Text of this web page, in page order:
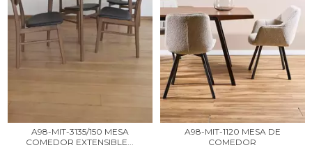
A98-MIT-3135/150 MESA
COMEDOR EXTENSIBLE...
A98-MIT-1120 MESA DE
COMEDOR